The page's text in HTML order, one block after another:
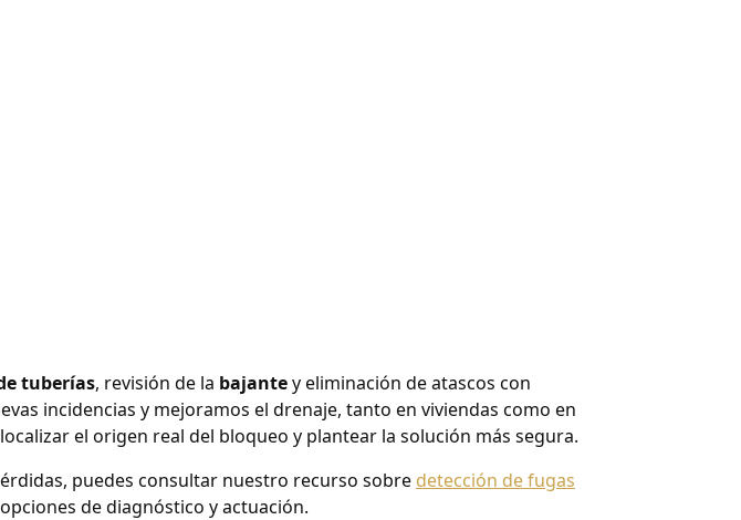
tuberías, revisión de la bajantey eliminación de atascos con
incidencias y mejoramos el drenaje, tanto en viviendas como en
el origen real del bloqueo y plantear la solución más segura.
puedes consultar nuestro recurso sobre detección de fugas
de diagnóstico y actuación.